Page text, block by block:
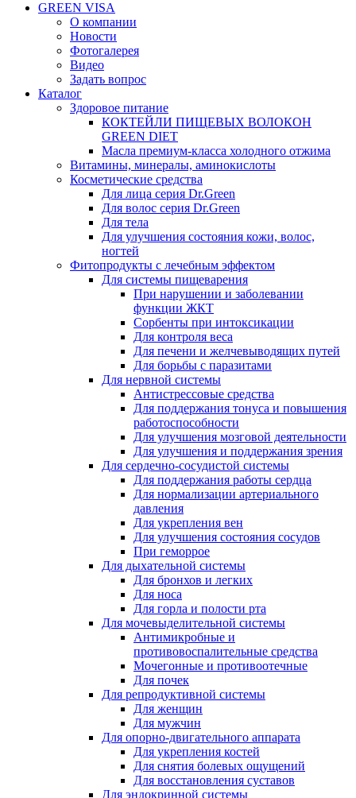
GREEN VISA
О компании
Новости
Фотогалерея
Видео
Задать вопрос
Каталог
Здоровое питание
КОКТЕЙЛИ ПИЩЕВЫХ ВОЛОКОН
GREEN DIET
Масла премиум-класса холодного отжима
Витамины, минералы, аминокислоты
Косметические средства
Для лица серия Dr.Green
Для волос серия Dr.Green
Для тела
Для улучшения состояния кожи, волос,
ногтей
Фитопродукты с лечебным эффектом
Для системы пищеварения
При нарушении и заболевании
функции ЖКТ
Сорбенты при интоксикации
Для контроля веса
Для печени и желчевыводящих путей
Для борьбы с паразитами
Для нервной системы
Антистрессовые средства
Для поддержания тонуса и повышения
работоспособности
Для улучшения мозговой деятельности
Для улучшения и поддержания зрения
Для сердечно-сосудистой системы
Для поддержания работы сердца
Для нормализации артериального
давления
Для укрепления вен
Для улучшения состояния сосудов
При геморрое
Для дыхательной системы
Для бронхов и легких
Для носа
Для горла и полости рта
Для мочевыделительной системы
Антимикробные и
противовоспалительные средства
Мочегонные и противоотечные
Для почек
Для репродуктивной системы
Для женщин
Для мужчин
Для опорно-двигательного аппарата
Для укрепления костей
Для снятия болевых ощущений
Для восстановления суставов
Для эндокринной системы